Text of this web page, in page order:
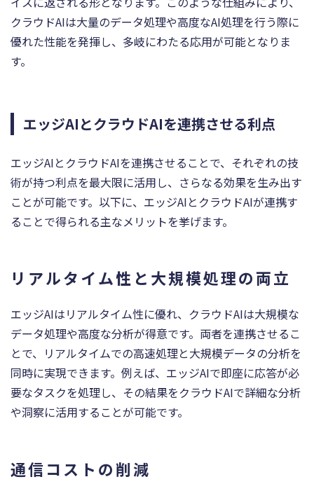
クラウドAIは大量のデータ処理や高度なAI処理を行う際に
優れた性能を発揮し、多岐にわたる応用が可能となりま
す。
エッジAIとクラウドAIを連携させる利点
エッジAIとクラウドAIを連携させることで、それぞれの技
術が持つ利点を最大限に活用し、さらなる効果を生み出す
ことが可能です。以下に、エッジAIとクラウドAIが連携す
ることで得られる主なメリットを挙げます。
リアルタイム性と大規模処理の両立
エッジAIはリアルタイム性に優れ、クラウドAIは大規模な
データ処理や高度な分析が得意です。両者を連携させるこ
とで、リアルタイムでの高速処理と大規模データの分析を
同時に実現できます。例えば、エッジAIで即座に応答が必
要なタスクを処理し、その結果をクラウドAIで詳細な分析
や洞察に活用することが可能です。
通信コストの削減